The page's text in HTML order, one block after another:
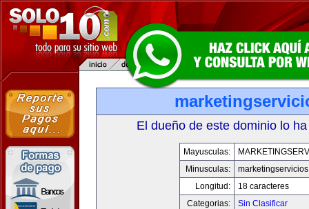
El dueño de este dominio lo
Mayusculas:
Minusculas:
Longitud:
18 caracteres
Categorias:
Sin Clasificar